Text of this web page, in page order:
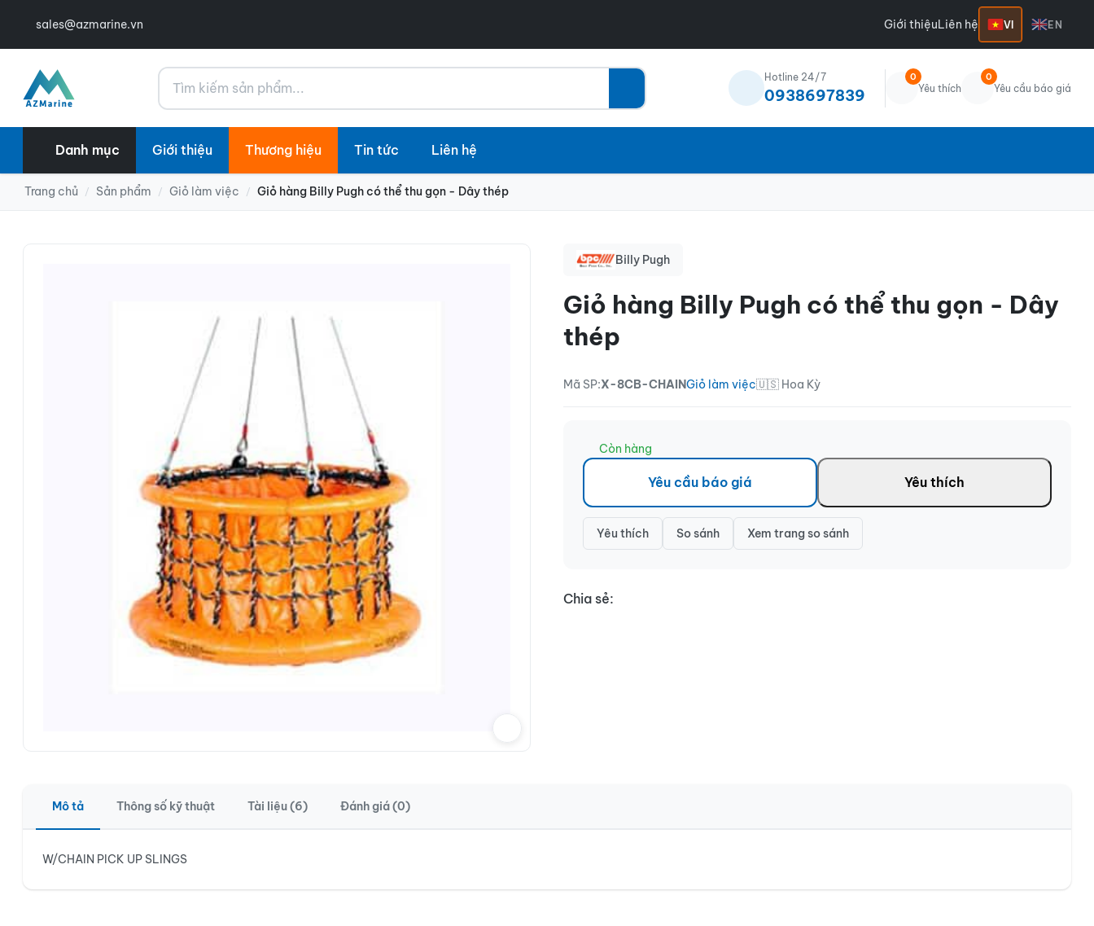
sales@azmarine.vn Giới thiệuLiên hệ VI EN
Tìm kiếm Hotline 24/7
0938697839
0
Yêu thích
0
Yêu cầu báo giá
Danh mục Giới thiệu Thương hiệu Tin tức Liên hệ
Trang chủ / Sản phẩm / Giỏ làm việc / Giỏ hàng Billy Pugh có thể thu gọn - Dây thép
Billy Pugh
Giỏ hàng Billy Pugh có thể thu gọn - Dây
thép
Mã SP:X-8CB-CHAINGiỏ làm việc🇺🇸 Hoa Kỳ
Còn hàng
Yêu cầu báo giá Yêu thích
Yêu thích So sánh Xem trang so sánh
Chia sẻ:
Mô tả Thông số kỹ thuật Tài liệu (6) Đánh giá (0)
W/CHAIN PICK UP SLINGS